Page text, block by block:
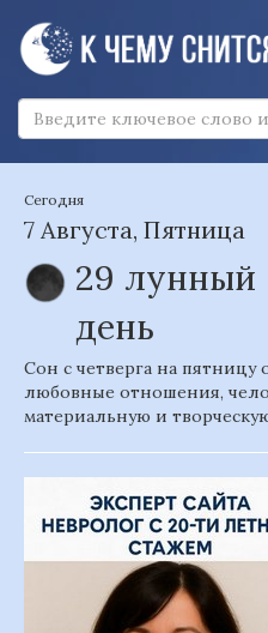
Сегодня
7 Августа, Пятница
29 лунный
день
Сон с четверга на пятницу
любовные отношения,
материальную и